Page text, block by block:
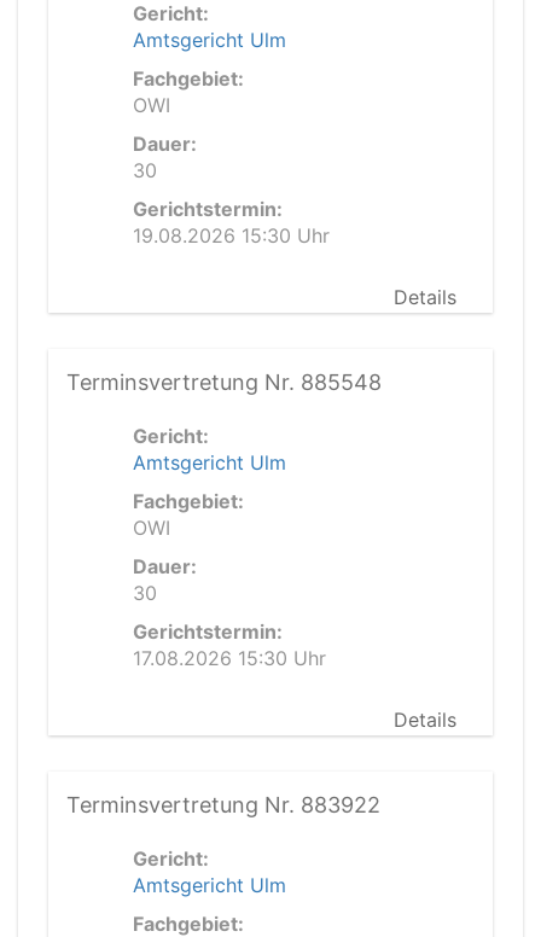
Gericht:
Amtsgericht Ulm
Fachgebiet:
OWI
Dauer:
30
Gerichtstermin:
19.08.2026 15:30 Uhr
Details
Terminsvertretung Nr. 885548
Gericht:
Amtsgericht Ulm
Fachgebiet:
OWI
Dauer:
30
Gerichtstermin:
17.08.2026 15:30 Uhr
Details
Terminsvertretung Nr. 883922
Gericht:
Amtsgericht Ulm
Fachgebiet: